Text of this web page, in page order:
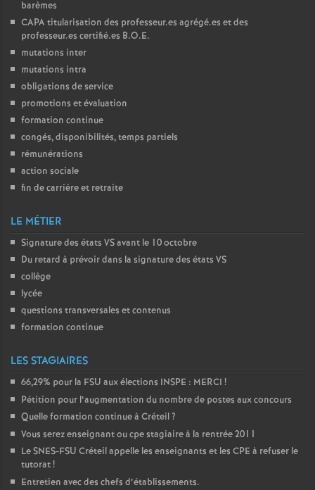
barèmes
CAPAtitularisation des professeur.es agrégé.es et des
professeur.es certifié.es B.O.E.
mutations inter
mutations intra
obligations de service
promotions et évaluation
formation continue
congés, disponibilités, temps partiels
rémunérations
action sociale
fin de carrière et retraite
LE MÉTIER
Signature des états VSavant le 10 octobre
Du retard à prévoir dans la signature des états VS
collège
lycée
questions transversales et contenus
formation continue
LES STAGIAIRES
66,29% pour la FSU aux élections INSPE : MERCI !
Pétition pour l’augmentation du nombre de postes aux concours
Quelle formation continue à Créteil?
Vous serez enseignant ou cpe stagiaire à la rentrée 2011
LeSNES-FSU Créteil appelle les enseignants et les CPE à refuser le
tutorat!
Entretien avec des chefs d’établissements.